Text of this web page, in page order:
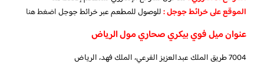
الموقع على خرائط جوجل:للوصول للمطعم عبر خرائط جوجلاضغط هنا
عنوان ميل فوي بيكري صحاري مول الرياض
7004 طريق الملك عبدالعزيز الفرعي، الملك فهد، الرياض